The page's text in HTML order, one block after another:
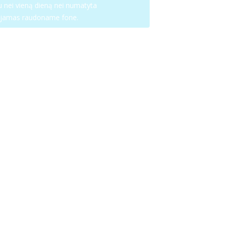
vieną dieną nei numatyta
raudoname fone.